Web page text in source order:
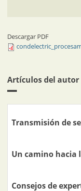
Descargar PDF
Artículos del autor
Transmisión de
Un camino hacia
Consejos de